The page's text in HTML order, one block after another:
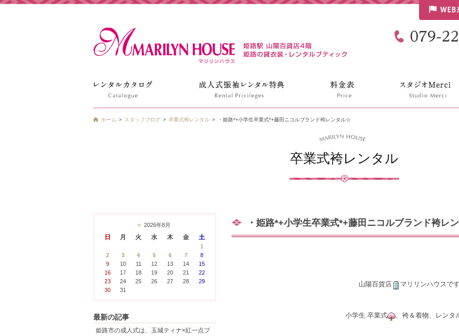
ホーム スタッフブログ 卒業式袴レンタル ・姫路*+小学生卒業式*+藤田ニコルブランド袴レンタル☆
卒業式袴レンタル
・姫路*+小学生卒業式*+藤田ニコルブランド袴レ
山陽百貨店 マリリンハウスで
小学生.卒業式 、袴＆着物、レンタ
« 2026年8月
日 月 火 水 木 金 土
1
2
3 4 5 6 7
8
9
10 11 12 13 14
15
16
17 18 19 20 21
22
23
24 25 26 27 28
29
30
31
最新の記事
姫路市の成人式は、玉城ティナ×紅一点ブ